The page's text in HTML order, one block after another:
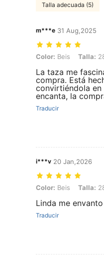
Talla adecuada (5)
m***e 31 Aug,2025
Color: Beis, Talla:
Color: Beis Talla:
La taza me
compra. Está
convirtiéndola
encanta, la
Traducir
i***v 20 Jan,2026
Color: Beis, Talla:
Color: Beis Talla:
Linda me
Traducir